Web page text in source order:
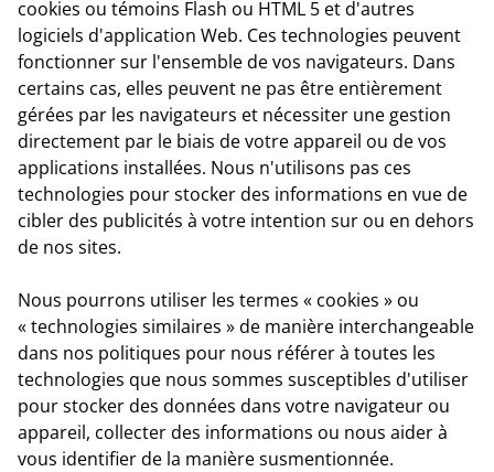
cookies ou témoins Flash ou HTML 5 et d'autres
logiciels d'application Web. Ces technologies peuvent
fonctionner sur l'ensemble de vos navigateurs. Dans
certains cas, elles peuvent ne pas être entièrement
gérées par les navigateurs et nécessiter une gestion
directement par le biais de votre appareil ou de vos
applications installées. Nous n'utilisons pas ces
technologies pour stocker des informations en vue de
cibler des publicités à votre intention sur ou en dehors
de nos sites.
Nous pourrons utiliser les termes « cookies » ou
« technologies similaires » de manière interchangeable
dans nos politiques pour nous référer à toutes les
technologies que nous sommes susceptibles d'utiliser
pour stocker des données dans votre navigateur ou
appareil, collecter des informations ou nous aider à
vous identifier de la manière susmentionnée.